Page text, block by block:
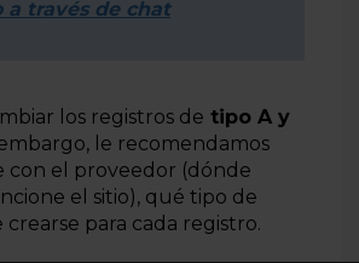
a través de chat
los registros de tipo A y
le recomendamos
con el proveedor (dónde
el sitio), qué tipo de
crearse para cada registro.